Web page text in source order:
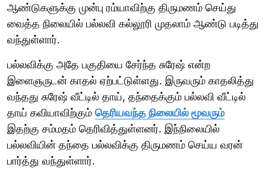
ஆண்டுகளுக்கு முன்பு ரம்யாவிற்கு திருமணம் செய்து
வைத்த நிலையில் பல்லவி கல்லூரி முதலாம் ஆண்டு படித்து
வந்துள்ளார்.
பல்லவிக்கு அதே பகுதியை சேர்ந்த சுரேஷ் என்ற
இளைஞருடன் காதல் ஏற்பட்டுள்ளது. இருவரும் காதலித்து
வந்தது சுரேஷ் வீட்டில் தாய், தந்தைக்கும் பல்லவி வீட்டில்
தாய் கவியாவிற்கும் தெரியவந்த நிலையில் மூவரும்
இதற்கு சம்மதம் தெரிவித்துள்ளனர். இந்நிலையில்
பல்லவியின் தந்தை பல்லவிக்கு திருமணம் செய்ய வரன்
பார்த்து வந்துள்ளார்.